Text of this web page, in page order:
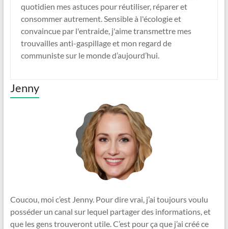
quotidien mes astuces pour réutiliser, réparer et
consommer autrement. Sensible à l'écologie et
convaincue par l'entraide, j'aime transmettre mes
trouvailles anti-gaspillage et mon regard de
communiste sur le monde d’aujourd’hui.
Jenny
Coucou, moi c’est Jenny. Pour dire vrai, j’ai toujours voulu
posséder un canal sur lequel partager des informations, et
que les gens trouveront utile. C’est pour ça que j’ai créé ce